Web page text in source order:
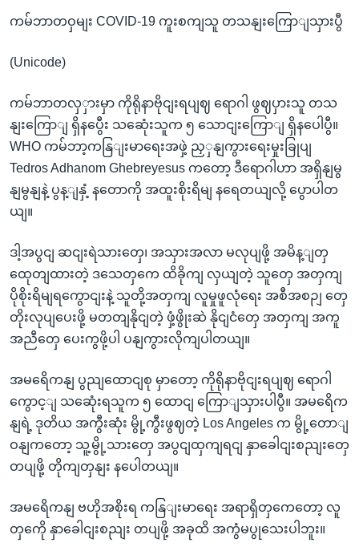
ကမ်ဘာတဝှမျး COVID-19 ကူးစကျသူ တသနျးကြောျသှားပွီ
(Unicode)
ကမ်ဘာတလှှားမှာ ကိုရိုနာဗိုငျးရပျဈ ရောဂါ ဖွဈပှားသူ တသ
နျးကြောျ ရှိနပွေီး သဆေုံးသူက ၅ သောငျးကြောျ ရှိနပေါပွီ။
WHO ကမ်ဘာ့ကနြျးမာရေးအဖှဲ့ ညှှနျကွားရေးမှုးခြုပျ
Tedros Adhanom Ghebreyesus ကတော့ ဒီရောဂါဟာ အရှိနျမွ
နျမွနျနဲ့ ပွန့ျနှံ့ နတောကို အထူးစိုးရိမျ နရေတယျလို့ ပွောပါတ
ယျ။
ဒါ့အပွငျ ဆငျးရဲသားတှေ၊ အသှားအလာ မလုပျဖို့ အမိန့ျတှ
ထေုတျထားတဲ့ ဒသေတှကေ ထိခိုကျ လှယျတဲ့ သူတှေ အတှကျ
ပိုစိုးရိမျရကွောငျးနဲ့ သူတို့အတှကျ လူမှုဖူလုံရေး အစီအစဉျ တှေ
တိုးလုပျပေးဖို့ မတတျနိုငျတဲ့ ဖှံ့ဖွိုးဆဲ နိုငျငံတှေ အတှကျ အကူ
အညီတှေ ပေးကွဖို့ပါ ပနျကွားလိုကျပါတယျ။
အမရေိကနျ ပွညျထောငျစု မှာတော့ ကိုရိုနာဗိုငျးရပျဈ ရောဂါ
ကွောင့ျ သဆေုံးရသူက ၅ ထောငျ ကြောျသှားပါပွီ။ အမရေိက
နျရဲ့ ဒုတိယ အကွီးဆုံး မွို့ကွီးဖွဈတဲ့ Los Angeles က မွို့တောျ
ဝနျကတော့ သူ့မွို့သားတှေ အပွငျထှကျရငျ နှာခေါငျးစညျးတှေ
တပျဖို့ တိုကျတှနျး နပေါတယျ။
အမရေိကနျ ဗဟိုအစိုးရ ကနြျးမာရေး အရာရှိတှကေတော့ လူ
တှကေို နှာခေါငျးစညျး တပျဖို့ အခုထိ အကွံမပွုသေးပါဘူး။